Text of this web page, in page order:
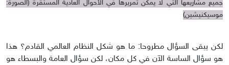
جميع مشاريعها التي لا يمكن تمريرها في الأحوال العادية المستقرة (الصورة:
موسيكنيشين)
لكن يبقى السؤال مطروحا: ما هو شكل النظام العالمي القادم؟ هذا
هو سؤال الساسة الآن في كل مكان، لكن سؤال العامة والبسطاء هو